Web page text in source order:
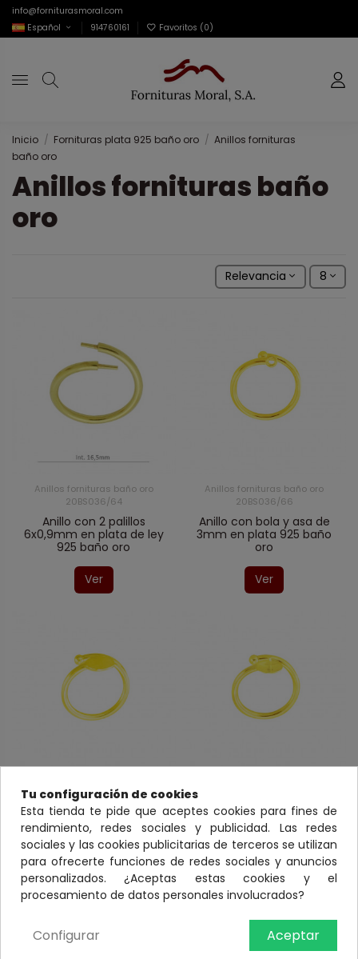
info@forniturasmoral.com
Español
914760161 Favoritos (0)
Inicio Fornituras plata 925 baño oro
Anillos fornituras
baño oro
Anillos fornituras baño
oro
Relevancia 8
Anillos fornituras baño oro
20BS036/64
Anillo con 2 palillos
6x0,9mm en plata de ley
925 baño oro
Ver
Anillos fornituras baño oro
20BS036/66
Anillo con bola y asa de
3mm en plata 925 baño
oro
Ver
Anillos fornituras baño oro
20BS036/67
Anillo con bola y disco de
8mm en plata 925 baño
oro
Ver
Anillo con bola y casquilla
de 8mm en plata 925
baño oro
Ver
Tu configuración de cookies
Esta tienda te pide que aceptes cookies para fines de
rendimiento, redes sociales y publicidad. Las redes
sociales y las cookies publicitarias de terceros se utilizan
para ofrecerte funciones de redes sociales y anuncios
personalizados. ¿Aceptas estas cookies y el
procesamiento de datos personales involucrados?
Aceptar
Configurar